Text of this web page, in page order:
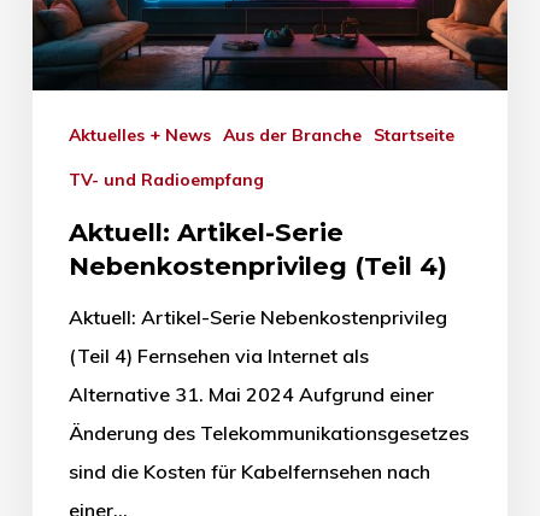
Aktuelles + News Aus der Branche Startseite
TV- und Radioempfang
Aktuell: Artikel-Serie
Nebenkostenprivileg (Teil 4)
Aktuell: Artikel-Serie Nebenkostenprivileg
(Teil 4) Fernsehen via Internet als
Alternative 31. Mai 2024 Aufgrund einer
Änderung des Telekommunikationsgesetzes
sind die Kosten für Kabelfernsehen nach
einer…